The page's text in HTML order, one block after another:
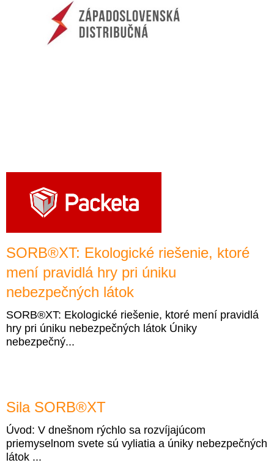
V
Ý
P
I
S
Č
N
K
O
SORB®XT: Ekologické riešenie, ktoré
mení pravidlá hry pri úniku
nebezpečných látok
SORB®XT: Ekologické riešenie, ktoré mení pravidlá
hry pri úniku nebezpečných látok Úniky
nebezpečný...
Sila SORB®XT
Úvod: V dnešnom rýchlo sa rozvíjajúcom
priemyselnom svete sú vyliatia a úniky nebezpečných
látok ...